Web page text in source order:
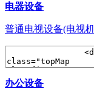
电器设备
普通电视设备(电视
办公设备